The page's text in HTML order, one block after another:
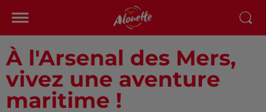
À l'Arsenal des Mers,
vivez une aventure
maritime !